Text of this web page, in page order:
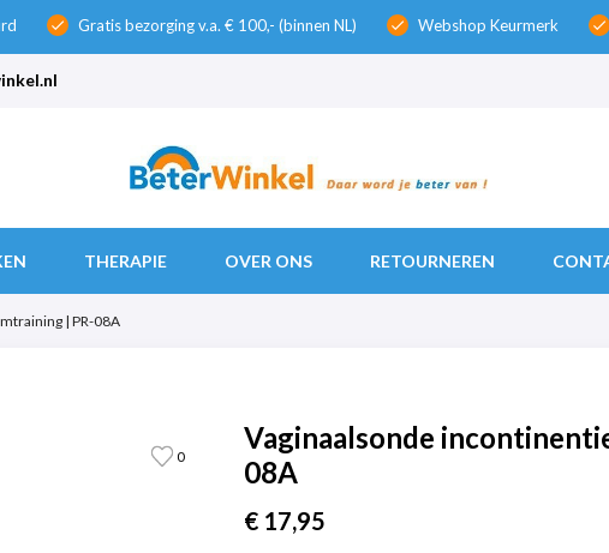
check Gratis bezorging v.a. € 100,- (binnen NL) check Webshop Keurmerk check
THERAPIE OVER ONS RETOURNEREN
| PR-08A
0
Vaginaalsonde
08A
€ 17,95